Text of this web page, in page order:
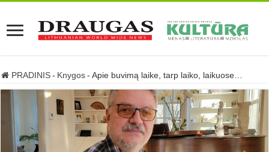
PRADINIS - Knygos - Apie buvimą laike, tarp laiko, laikuose…